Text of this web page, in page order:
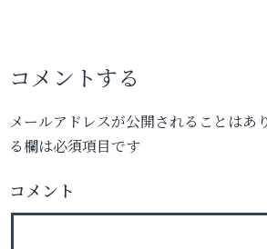
コメントする
メールアドレスが公開されることはあ
る欄は必須項目です
コメント